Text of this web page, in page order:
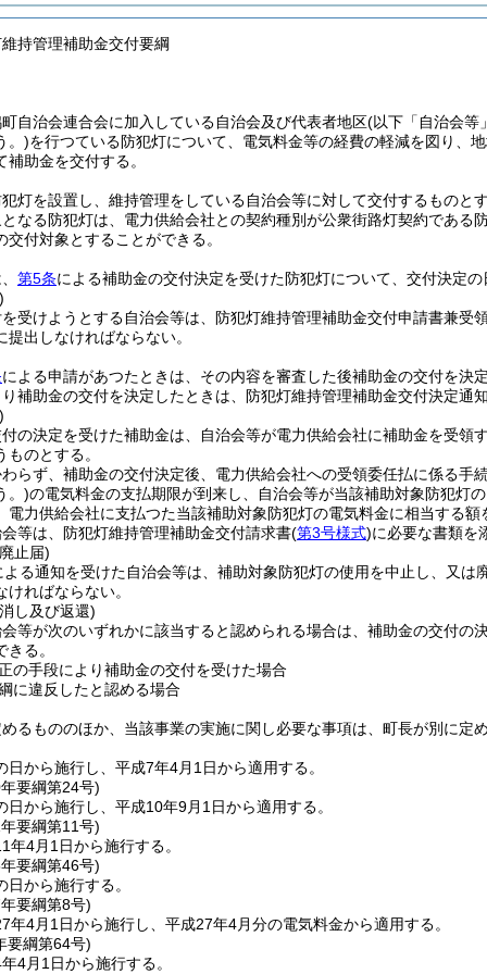
持管理補助金交付要綱
自治会連合会に加入している自治会及び代表者地区(以下「自治会等
。)を行つている防犯灯について、電気料金等の経費の軽減を図り、
助金を交付する。
灯を設置し、維持管理をしている自治会等に対して交付するものと
なる防犯灯は、電力供給会社との契約種別が公衆街路灯契約である
付対象とすることができる。
第5条による補助金の交付決定を受けた防犯灯について、交付決定
受けようとする自治会等は、防犯灯維持管理補助金交付申請書兼受
出しなければならない。
による申請があつたときは、その内容を審査した後補助金の交付を決
補助金の交付を決定したときは、防犯灯維持管理補助金交付決定通
の決定を受けた補助金は、自治会等が電力供給会社に補助金を受領
のとする。
らず、補助金の交付決定後、電力供給会社への受領委任払に係る手
。)の電気料金の支払期限が到来し、自治会等が当該補助対象防犯灯
電力供給会社に支払つた当該補助対象防犯灯の電気料金に相当する
等は、防犯灯維持管理補助金交付請求書(第3号様式)に必要な書類を
止届)
よる通知を受けた自治会等は、補助対象防犯灯の使用を中止し、又は
ればならない。
し及び返還)
等が次のいずれかに該当すると認められる場合は、補助金の交付
る。
の手段により補助金の交付を受けた場合
に違反したと認める場合
るもののほか、当該事業の実施に関し必要な事項は、町長が別に定
日から施行し、平成7年4月1日から適用する。
要綱第24号)
日から施行し、平成10年9月1日から適用する。
要綱第11号)
年4月1日から施行する。
要綱第46号)
から施行する。
要綱第8号)
年4月1日から施行し、平成27年4月分の電気料金から適用する。
要綱第64号)
4月1日から施行する。